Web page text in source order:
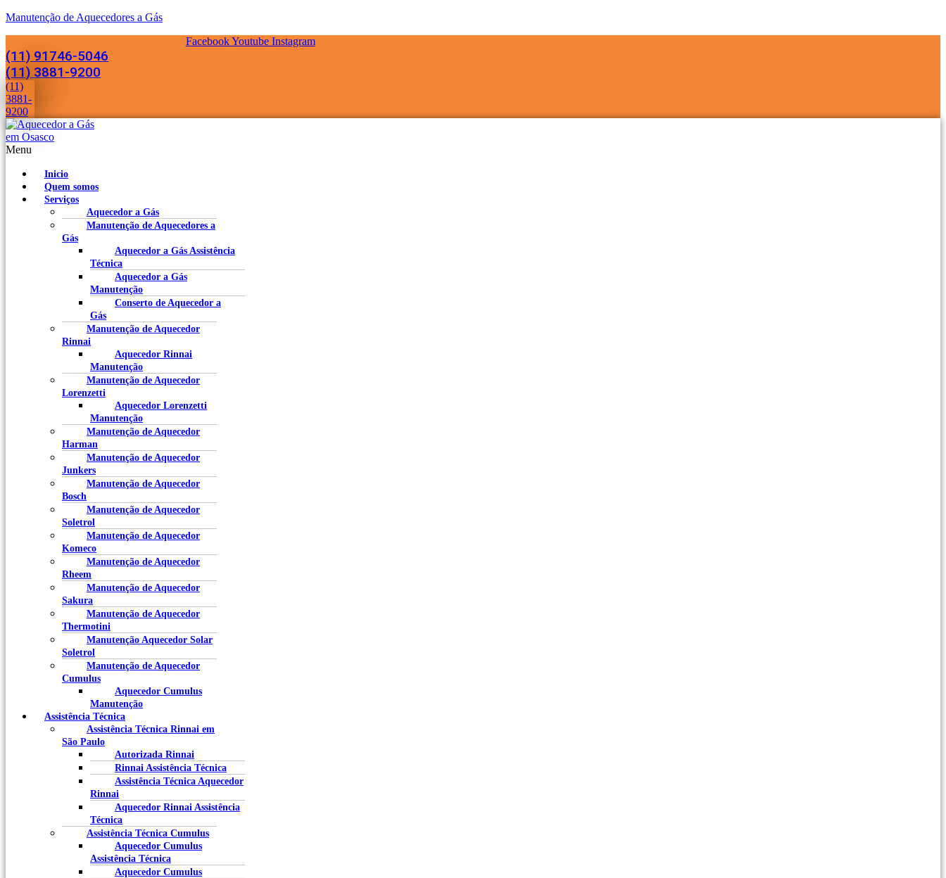
Manutenção de Aquecedores a Gás
FacebookYoutube Instagram
(11) 91746-5046
(11) 3881-9200
(11)
3881-
9200
Menu
Inicio
Quem somos
Serviços
Aquecedor a Gás
Manutenção de Aquecedores a
Gás
Aquecedor a Gás Assistência
Técnica
Aquecedor a Gás
Manutenção
Conserto de Aquecedor a
Gás
Manutenção de Aquecedor
Rinnai
Aquecedor Rinnai
Manutenção
Manutenção de Aquecedor
Lorenzetti
Aquecedor Lorenzetti
Manutenção
Manutenção de Aquecedor
Harman
Manutenção de Aquecedor
Junkers
Manutenção de Aquecedor
Bosch
Manutenção de Aquecedor
Soletrol
Manutenção de Aquecedor
Komeco
Manutenção de Aquecedor
Rheem
Manutenção de Aquecedor
Sakura
Manutenção de Aquecedor
Thermotini
Manutenção Aquecedor Solar
Soletrol
Manutenção de Aquecedor
Cumulus
Aquecedor Cumulus
Manutenção
Assistência Técnica
Assistência Técnica Rinnai em
São Paulo
Autorizada Rinnai
Rinnai Assistência Técnica
Assistência Técnica Aquecedor
Rinnai
Aquecedor Rinnai Assistência
Técnica
Assistência Técnica Cumulus
Aquecedor Cumulus
Assistência Técnica
Aquecedor Cumulus